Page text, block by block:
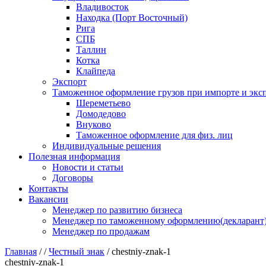
Владивосток
Находка (Порт Восточный)
Рига
СПБ
Таллин
Котка
Клайпеда
Экспорт
Таможенное оформление грузов при импорте и
Шереметьево
Домодедово
Внуково
Таможенное оформление для физ. лиц
Индивидуальные решения
Полезная информация
Новости и статьи
Договоры
Контакты
Вакансии
Менеджер по развитию бизнеса
Менеджер по таможенному
Менеджер по продажам
Главная //Честный знак /chestniy-znak-1
chestniy-znak-1